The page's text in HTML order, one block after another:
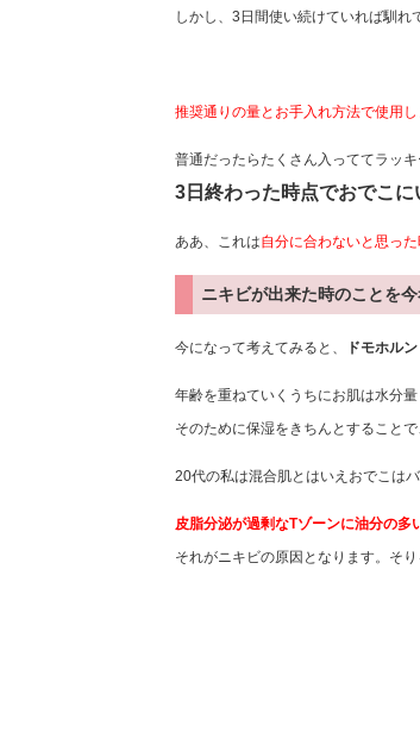
しかし、3日間使い続けていれば馴れ
推奨通りの量とお手入れ方法で使用
普通だったらたくさん入っててラッ
3日終わった時点でおでこ
ああ、これは自分に合わないと思っ
ニキビが出来た時のことを
今になって考えてみると、 ドモホル
年齢を重ねていくうちにお肌は水分
そのために保湿をきちんとすること
20代の私は混合肌とはいえおでこは
皮脂分泌が過剰なTゾーンに油分の多
それがニキビの原因となります。そ